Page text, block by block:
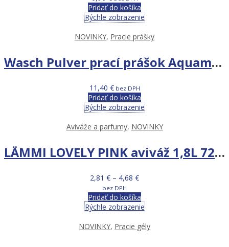
Pridať do košíka
Rýchle zobrazenie
NOVINKY, Pracie prášky
Wasch Pulver prací prášok Aquamarin System – 9 kg 106 PD na farebnú bielizeň
11,40 €bez DPH
Pridať do košíka
Rýchle zobrazenie
Aviváže a parfumy, NOVINKY
LÄMMI LOVELY PINK aviváž 1,8L 72PD
2,81 € – 4,68 €Price
2,81 €
through
bez DPH
Pridať do košíka
Rýchle zobrazenie
NOVINKY, Pracie gély